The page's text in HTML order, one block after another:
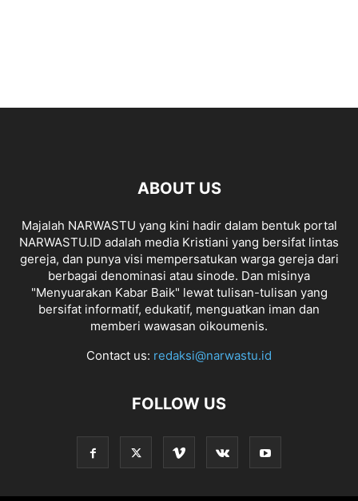
ABOUT US
Majalah NARWASTU yang kini hadir dalam bentuk portal
NARWASTU.ID adalah media Kristiani yang bersifat lintas
gereja, dan punya visi mempersatukan warga gereja dari
berbagai denominasi atau sinode. Dan misinya
"Menyuarakan Kabar Baik" lewat tulisan-tulisan yang
bersifat informatif, edukatif, menguatkan iman dan
memberi wawasan oikoumenis.
Contact us: redaksi@narwastu.id
FOLLOW US